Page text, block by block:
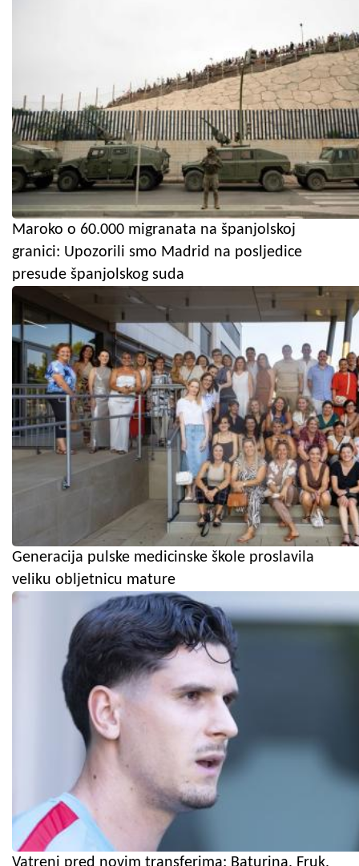
Maroko o 60.000 migranata na španjolskoj
granici: Upozorili smo Madrid na posljedice
presude španjolskog suda
Generacija pulske medicinske škole proslavila
veliku obljetnicu mature
Vatreni pred novim transferima: Baturina, Fruk,